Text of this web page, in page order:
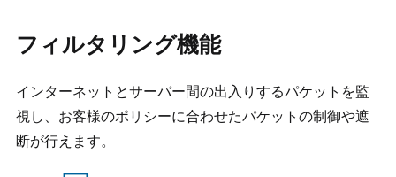
フィルタリング機能
インターネットとサーバー間の出入りするパケットを監
視し、お客様のポリシーに合わせたパケットの制御や遮
断が行えます。